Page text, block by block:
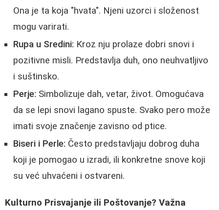
Ona je ta koja "hvata". Njeni uzorci i složenost
mogu varirati.
Rupa u Sredini: Kroz nju prolaze dobri snovi i
pozitivne misli. Predstavlja duh, ono neuhvatljivo
i suštinsko.
Perje: Simbolizuje dah, vetar, život. Omogućava
da se lepi snovi lagano spuste. Svako pero može
imati svoje značenje zavisno od ptice.
Biseri i Perle: Često predstavljaju dobrog duha
koji je pomogao u izradi, ili konkretne snove koji
su već uhvaćeni i ostvareni.
Kulturno Prisvajanje ili Poštovanje? Važna